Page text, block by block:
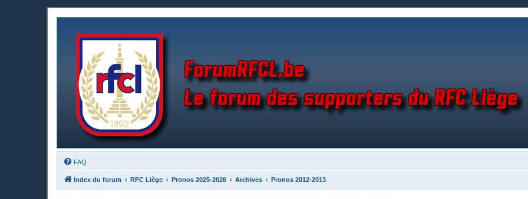
FAQ
Index du forum RFC Liège Pronos 2025-2026 Archives Pronos 2012-2013